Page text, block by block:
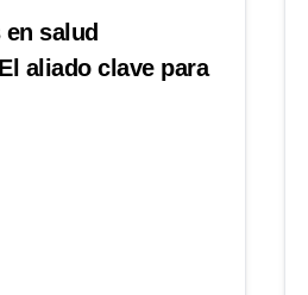
salud
aliado clave para